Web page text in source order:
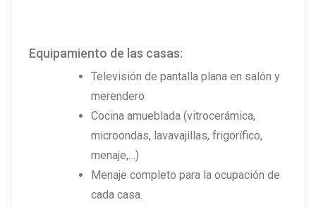
Equipamiento de las casas:
Televisión de pantalla plana en salón y
merendero
Cocina amueblada (vitrocerámica,
microondas, lavavajillas, frigorífico,
menaje,…)
Menaje completo para la ocupación de
cada casa.